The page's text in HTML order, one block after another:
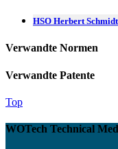
HSO Herbert
Verwandte Normen
Verwandte Patente
Top
WOTech Technical